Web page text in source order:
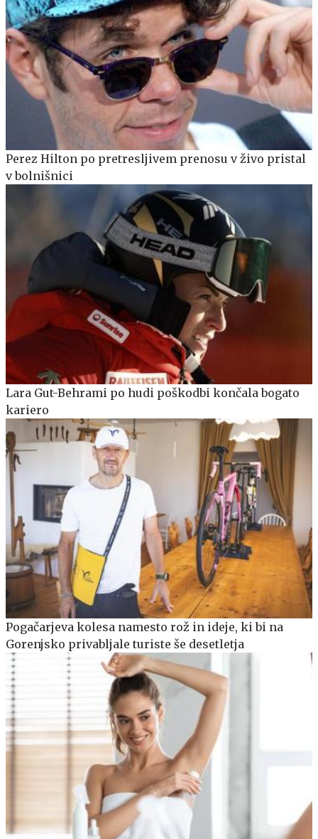
Perez Hilton po pretresljivem prenosu v živo pristal
v bolnišnici
Lara Gut-Behrami po hudi poškodbi končala bogato
kariero
Pogačarjeva kolesa namesto rož in ideje, ki bi na
Gorenjsko privabljale turiste še desetletja